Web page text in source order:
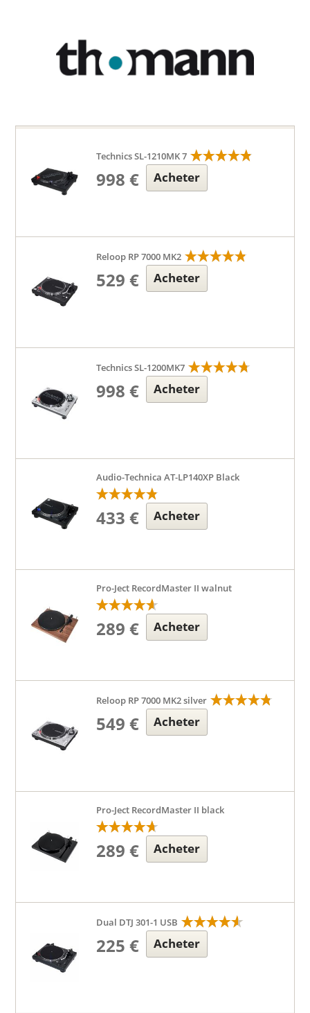
Technics SL-1210MK 7
998 € Acheter
Reloop RP 7000 MK2
529 € Acheter
Technics SL-1200MK7
998 € Acheter
Audio-Technica AT-LP140XP Black
433 € Acheter
Pro-Ject RecordMaster II walnut
289 € Acheter
Reloop RP 7000 MK2 silver
549 € Acheter
Pro-Ject RecordMaster II black
289 € Acheter
Dual DTJ 301-1 USB
225 € Acheter